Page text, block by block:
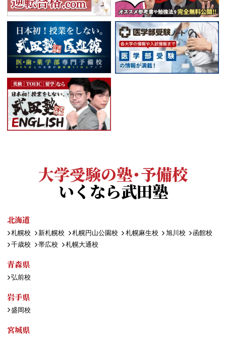
大学受験の塾・予備校
いくなら武田塾
北海道
札幌校 新札幌校 札幌円山公園校 札幌麻生校 旭川校
函館校
千歳校
帯広校 札幌大通校
青森県
弘前校
岩手県
盛岡校
宮城県